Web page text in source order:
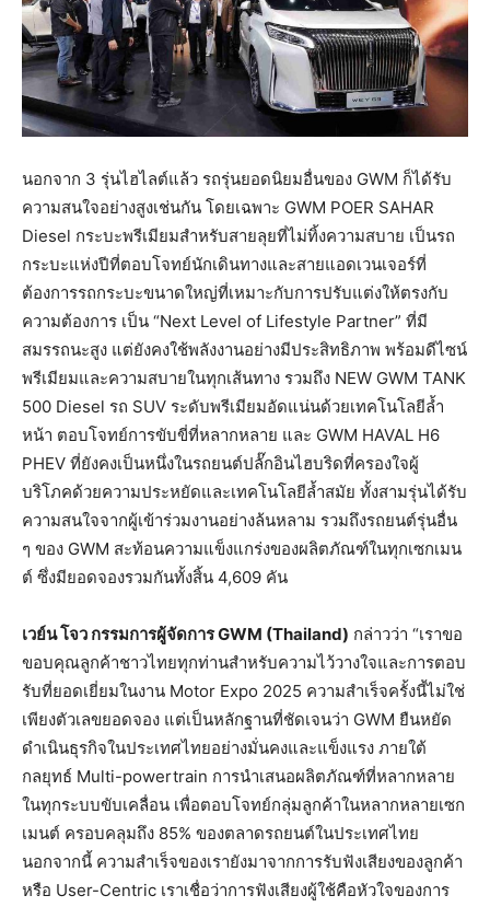
นอกจาก 3 รุ่นไฮไลต์แล้ว รถรุ่นยอดนิยมอื่นของ GWM ก็ได้รับ
ความสนใจอย่างสูงเช่นกัน โดยเฉพาะ GWM POER SAHAR
Diesel กระบะพรีเมียมสำหรับสายลุยที่ไม่ทิ้งความสบาย เป็นรถ
กระบะแห่งปีที่ตอบโจทย์นักเดินทางและสายแอดเวนเจอร์ที่
ต้องการรถกระบะขนาดใหญ่ที่เหมาะกับการปรับแต่งให้ตรงกับ
ความต้องการ เป็น “Next Level of Lifestyle Partner” ที่มี
สมรรถนะสูง แต่ยังคงใช้พลังงานอย่างมีประสิทธิภาพ พร้อมดีไซน์
พรีเมียมและความสบายในทุกเส้นทาง รวมถึง NEW GWM TANK
500 Diesel รถ SUV ระดับพรีเมียมอัดแน่นด้วยเทคโนโลยีล้ำ
หน้า ตอบโจทย์การขับขี่ที่หลากหลาย และ GWM HAVAL H6
PHEV ที่ยังคงเป็นหนึ่งในรถยนต์ปลั๊กอินไฮบริดที่ครองใจผู้
บริโภคด้วยความประหยัดและเทคโนโลยีล้ำสมัย ทั้งสามรุ่นได้รับ
ความสนใจจากผู้เข้าร่วมงานอย่างล้นหลาม รวมถึงรถยนต์รุ่นอื่น
ๆ ของ GWM สะท้อนความแข็งแกร่งของผลิตภัณฑ์ในทุกเซกเมน
ต์ ซึ่งมียอดจองรวมกันทั้งสิ้น 4,609 คัน
เวย์นโจว กรรมการผู้จัดการGWM (Thailand) กล่าวว่า “เราขอ
ขอบคุณลูกค้าชาวไทยทุกท่านสำหรับความไว้วางใจและการตอบ
รับที่ยอดเยี่ยมในงาน Motor Expo 2025 ความสำเร็จครั้งนี้ไม่ใช่
เพียงตัวเลขยอดจอง แต่เป็นหลักฐานที่ชัดเจนว่า GWM ยืนหยัด
ดำเนินธุรกิจในประเทศไทยอย่างมั่นคงและแข็งแรง ภายใต้
กลยุทธ์ Multi-powertrain การนำเสนอผลิตภัณฑ์ที่หลากหลาย
ในทุกระบบขับเคลื่อน เพื่อตอบโจทย์กลุ่มลูกค้าในหลากหลายเซก
เมนต์ ครอบคลุมถึง 85% ของตลาดรถยนต์ในประเทศไทย
นอกจากนี้ ความสำเร็จของเรายังมาจากการรับฟังเสียงของลูกค้า
หรือ User-Centric เราเชื่อว่าการฟังเสียงผู้ใช้คือหัวใจของการ